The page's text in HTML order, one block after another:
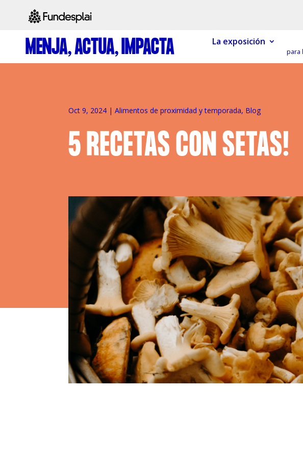
MENJA, ACTUA, IMPACTA La exposición
para
Oct 9, 2024 |Alimentos de proximidad y temporada, Blog
5 RECETAS CON SETAS!
ACTIVITATS D'ESTIU MÓN
CONEIX FUNDESPLAI
La Fundació
L'equip
Missió i valors
Els comptes clars
Memòria d'activitats
Proposta educativa